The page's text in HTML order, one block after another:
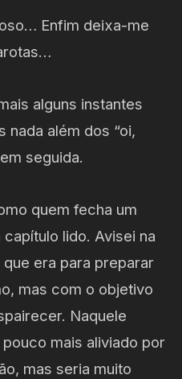
Enfim deixa-me
alguns instantes
nada além dos “oi,
seguida.
quem fecha um
lido. Avisei na
era para preparar
mas com o objetivo
Naquele
mais aliviado por
mas seria muito